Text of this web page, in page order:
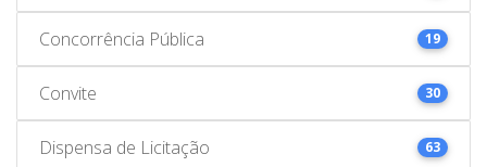
Concorrência Pública 19
Convite 30
Dispensa de Licitação 63